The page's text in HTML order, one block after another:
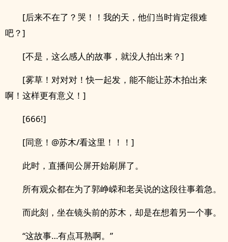
[后来不在了？哭！！我的天，他们当时肯定很难
吧？]
[不是，这么感人的故事，就没人拍出来？]
[雾草！对对对！快一起发，能不能让苏木拍出来
啊！这样更有意义！]
[666!]
[同意！@苏木/看这里！！！]
此时，直播间公屏开始刷屏了。
所有观众都在为了郭峥嵘和老吴说的这段往事着急。
而此刻，坐在镜头前的苏木，却是在想着另一个事。
“这故事…有点耳熟啊。”